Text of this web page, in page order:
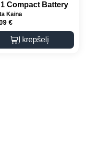
Compact Battery
Kaina
€
Į krepšelį